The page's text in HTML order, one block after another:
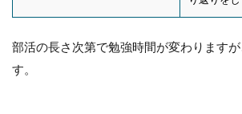
部活の長さ次第で勉強時間が変わりますが
す。